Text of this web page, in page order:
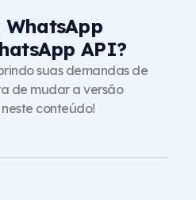
API?
suas demandas de
de mudar a versão
conteúdo!